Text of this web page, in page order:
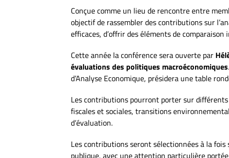
Conçue comme un lieu de rencontre entre
objectif de rassembler des contributions sur
efficaces, d’offrir des éléments de
Cette année la conférence sera ouverte par
évaluations des politiques macroéconomiques
d’Analyse Economique, présidera une table
Les contributions pourront porter sur
fiscales et sociales, transitions
d’évaluation.
Les contributions seront sélectionnées à la
publique, avec une attention particulière